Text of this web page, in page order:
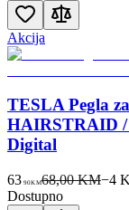
Akcija
TESLA Pegla
HAIRSTRAID /
Digital
63 90KM68,00 KM−4
Dostupno